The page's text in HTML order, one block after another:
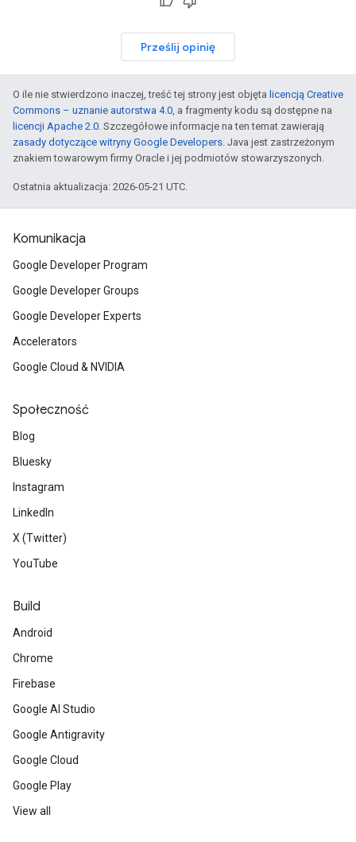
Prześlij opinię
O ile nie stwierdzono inaczej, treść tej strony jest objęta licencją Creative
Commons – uznanie autorstwa 4.0, a fragmenty kodu są dostępne na
licencji Apache 2.0. Szczegółowe informacje na ten temat zawierają
zasady dotyczące witryny Google Developers. Java jest zastrzeżonym
znakiem towarowym firmy Oracle i jej podmiotów stowarzyszonych.
Ostatnia aktualizacja: 2026-05-21 UTC.
Komunikacja
Google Developer Program
Google Developer Groups
Google Developer Experts
Accelerators
Google Cloud & NVIDIA
Społeczność
Blog
Bluesky
Instagram
LinkedIn
X (Twitter)
YouTube
Build
Android
Chrome
Firebase
Google AI Studio
Google Antigravity
Google Cloud
Google Play
View all